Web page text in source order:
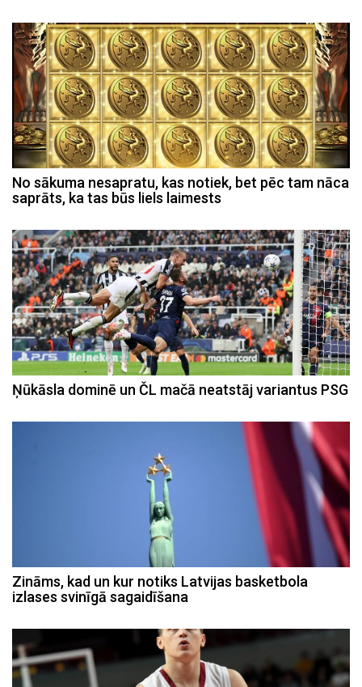
No sākuma nesapratu, kas notiek, bet pēc tam nāca
saprāts, ka tas būs liels laimests
Ņūkāsla dominē un ČL mačā neatstāj variantus PSG
Zināms, kad un kur notiks Latvijas basketbola
izlases svinīgā sagaidīšana